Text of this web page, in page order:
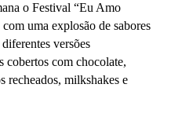
o Festival “Eu Amo
com uma explosão de sabores
versões
cobertos com chocolate,
recheados, milkshakes e